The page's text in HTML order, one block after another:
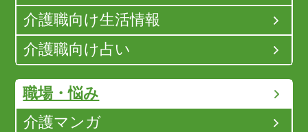
介護職向け生活情報
介護職向け占い
職場・悩み
介護マンガ